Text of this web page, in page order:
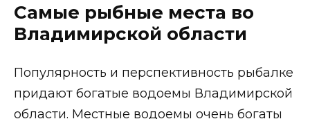
Самые рыбные места во
Владимирской области
Популярность и перспективность рыбалке
придают богатые водоемы Владимирской
области. Местные водоемы очень богаты